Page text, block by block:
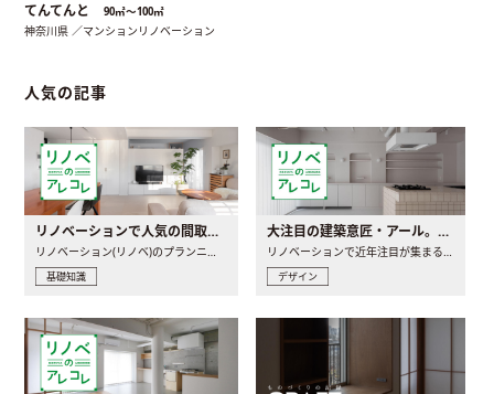
てんてんと 90㎡〜100㎡
神奈川県 ／マンションリノベーション
人気の記事
リノベーションで人気の間取りとは？トレンドの間取りと実例を徹底解説
リノベーション(リノベ)のプランニングで一番最初に決めるのは..
基礎知識
大注目の建築意匠・アール。人気の理由と空間に取り入れるポイント
リノベーションで近年注目が集まる建築意匠の一つであるアール..
デザイン